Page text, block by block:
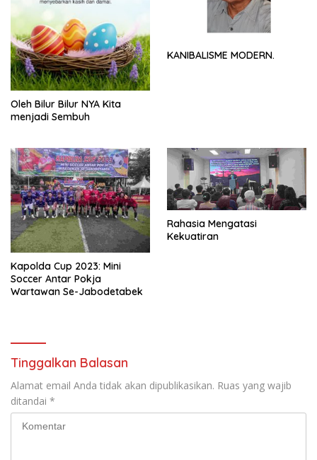
Oleh Bilur Bilur NYA Kita
menjadi Sembuh
KANIBALISME MODERN.
Kapolda Cup 2023: Mini
Soccer Antar Pokja
Wartawan Se-Jabodetabek
Rahasia Mengatasi
Kekuatiran
Tinggalkan Balasan
Alamat email Anda tidak akan dipublikasikan. Ruas yang wajib
ditandai *